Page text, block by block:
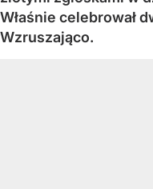
Właśnie celebrował
Wzruszająco.